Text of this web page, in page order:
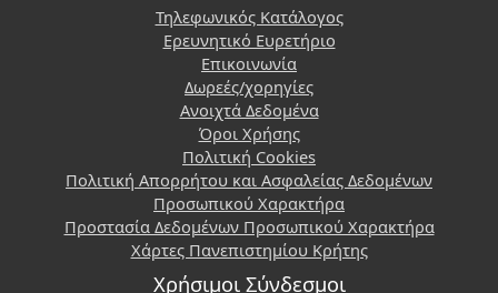
Τηλεφωνικός Κατάλογος
Ερευνητικό Ευρετήριο
Επικοινωνία
Δωρεές/χορηγίες
Ανοιχτά Δεδομένα
Όροι Χρήσης
Πολιτική Cookies
Πολιτική Απορρήτου και Ασφαλείας Δεδομένων
Προσωπικού Χαρακτήρα
Προστασία Δεδομένων Προσωπικού Χαρακτήρα
Χάρτες Πανεπιστημίου Κρήτης
Χρήσιμοι Σύνδεσμοι